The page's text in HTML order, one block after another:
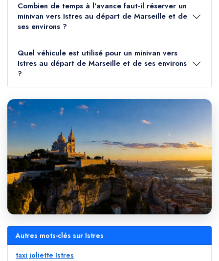
Combien de temps à l'avance faut-il réserver un
minivan vers Istres au départ de Marseille et de
ses environs ?
Quel véhicule est utilisé pour un minivan vers
Istres au départ de Marseille et de ses environs
?
Autres mots-clés sur Istres
taxi joliette Istres